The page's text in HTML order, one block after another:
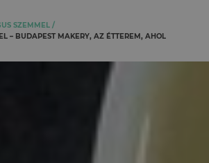
SZEMMEL
– BUDAPEST MAKERY, AZ ÉTTEREM, AHOL